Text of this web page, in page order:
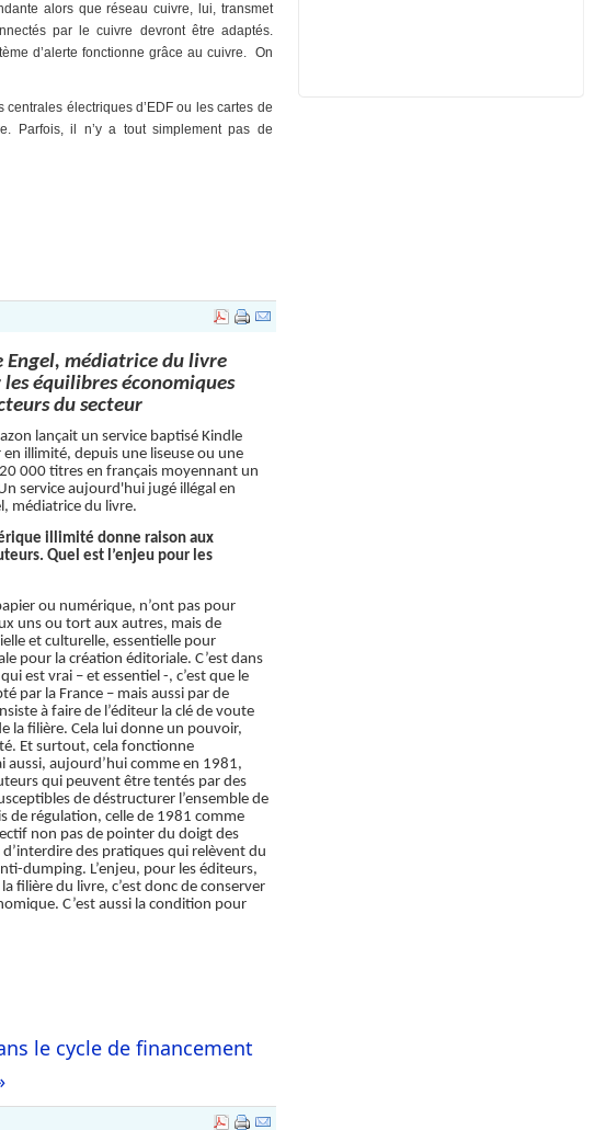
alors que réseau cuivre, lui, transmet
par le cuivre devront être adaptés.
d’alerte fonctionne grâce au cuivre. On
électriques d’EDF ou les cartes de
Parfois, il n’y a tout simplement pas de
Engel, médiatrice du livre
équilibres économiques
du secteur
lançait un service baptisé Kindle
illimité, depuis une liseuse ou une
000 titres en français moyennant un
service aujourd'hui jugé illégal en
médiatrice du livre.
illimité donne raison aux
Quel est l’enjeu pour les
ou numérique, n’ont pas pour
uns ou tort aux autres, mais de
et culturelle, essentielle pour
pour la création éditoriale. C’est dans
est vrai – et essentiel -, c’est que le
par la France – mais aussi par de
à faire de l’éditeur la clé de voute
la filière. Cela lui donne un pouvoir,
Et surtout, cela fonctionne
aussi, aujourd’hui comme en 1981,
qui peuvent être tentés par des
de déstructurer l’ensemble de
de régulation, celle de 1981 comme
non pas de pointer du doigt des
des pratiques qui relèvent du
dumping. L’enjeu, pour les éditeurs,
filière du livre, c’est donc de conserver
C’est aussi la condition pour
le cycle de financement